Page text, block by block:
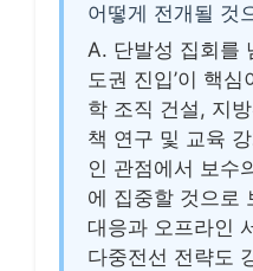
어떻게 전개될 것
A. 단발성 집회를
도권 진입’이 핵
학 조직 건설, 지
책 연구 및 교육
인 관점에서 보수
에 집중할 것으로
대응과 오프라인
다중전선 전략도